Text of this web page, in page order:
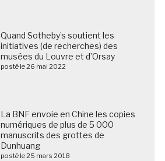
Quand Sotheby’s soutient les
initiatives (de recherches) des
musées du Louvre et d’Orsay
posté le 26 mai 2022
La BNF envoie en Chine les copies
numériques de plus de 5 000
manuscrits des grottes de
Dunhuang
posté le 25 mars 2018